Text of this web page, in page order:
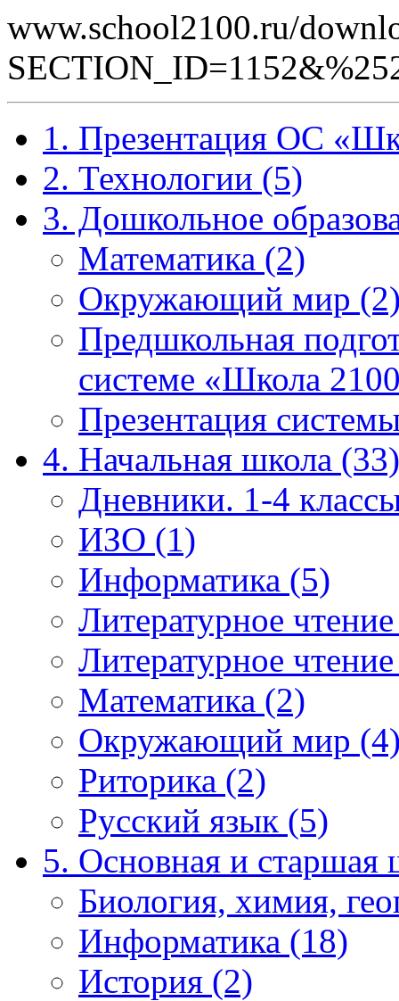
www.school2100.ru/
1. Презентация ОС
2. Технологии (5)
3. Дошкольное
Математика (2)
Окружающий мир
Предшкольная
системе «Школа
Презентация
4. Начальная школа (33)
Дневники. 1-4
ИЗО (1)
Информатика (5)
Литературное
Литературное
Математика (2)
Окружающий мир
Риторика (2)
Русский язык (5)
5. Основная и старшая
Биология, химия,
Информатика (18)
История (2)